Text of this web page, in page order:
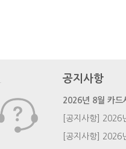
공지사항
2026년 8월 카
[공지사항] 2026
[공지사항] 2026